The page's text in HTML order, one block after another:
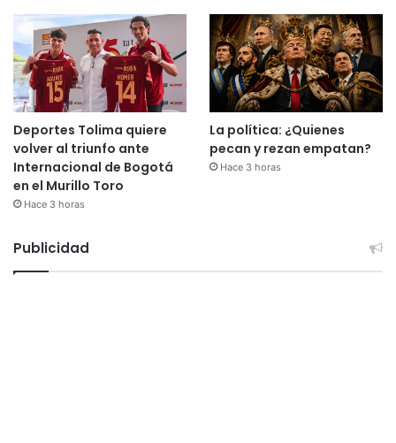
Deportes Tolima quiere
volver al triunfo ante
Internacional de Bogotá
en el Murillo Toro
Hace 3 horas
La política: ¿Quienes
pecan y rezan empatan?
Hace 3 horas
Publicidad